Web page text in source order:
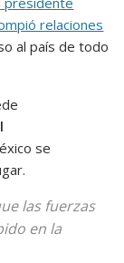
relaciones
al país de todo
se
las fuerzas
en la